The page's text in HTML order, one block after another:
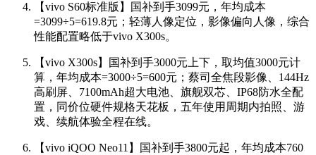
【vivo S60标准版】国补到手3099元，年均成本
=3099÷5=619.8元；轻薄人像定位，影像偏向人像，综合
性能配置略低于vivo X300s。
【vivo X300s】国补到手3000元上下，取均值3000元计
算，年均成本=3000÷5=600元；蔡司全焦段影像、144Hz
高刷屏、7100mAh超大电池、旗舰双芯、IP68防水全配
置，同价位硬件规格天花板，五年使用周期内拍照、游
戏、续航体验全程在线。
【vivo iQOO Neo11】国补到手3800元起，年均成本760